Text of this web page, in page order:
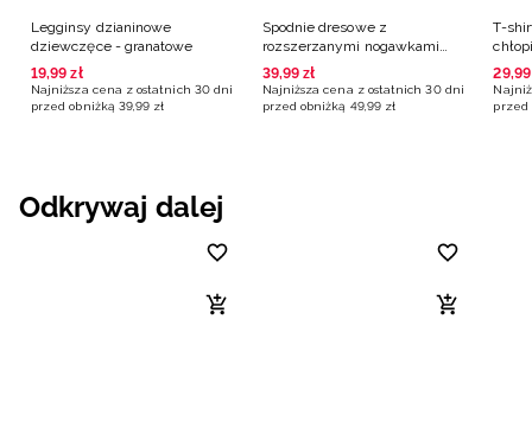
Legginsy dzianinowe
dziewczęce - granatowe
19,99 zł
Najniższa cena z ostatnich 30 dni
przed obniżką 39,99 zł
Spodnie dresowe z
rozszerzanymi nogawkami
dziewczęce - granatowe
39,99 zł
Najniższa cena z ostatnich 30 dni
przed obniżką 49,99 zł
T-
29,99
przed
Odkrywaj dalej